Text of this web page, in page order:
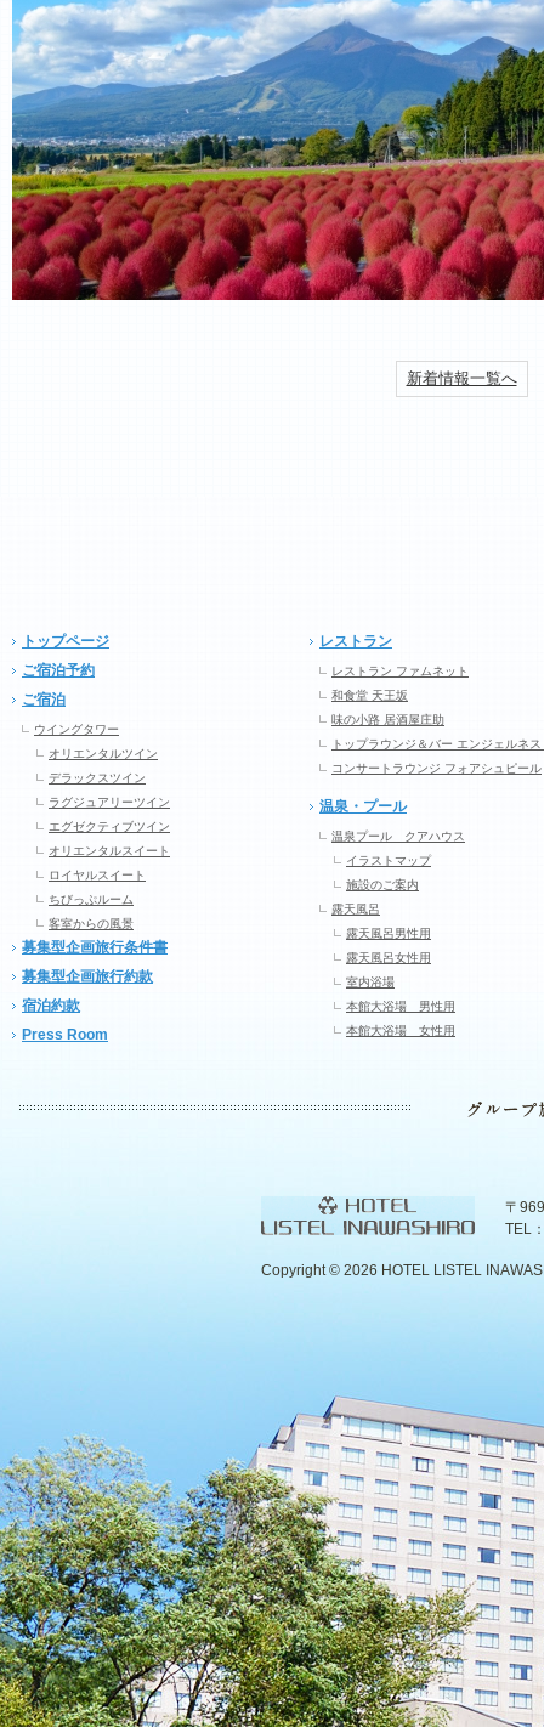
新着情報一覧へ
トップページ
ご宿泊予約
ご宿泊
ウイングタワー
オリエンタルツイン
デラックスツイン
ラグジュアリーツイン
エグゼクティブツイン
オリエンタルスイート
ロイヤルスイート
ちびっぷルーム
客室からの風景
募集型企画旅行条件書
募集型企画旅行約款
宿泊約款
Press Room
レストラン
レストラン ファムネット
和食堂 天王坂
味の小路 居酒屋庄助
トップラウンジ＆バー エンジェルネス
コンサートラウンジ フォアシュピール
温泉・プール
温泉プール クアハウス
イラストマップ
施設のご案内
露天風呂
露天風呂男性用
露天風呂女性用
室内浴場
本館大浴場 男性用
本館大浴場 女性用
〒
TEL
Copyright © 2026 HOTEL LISTEL